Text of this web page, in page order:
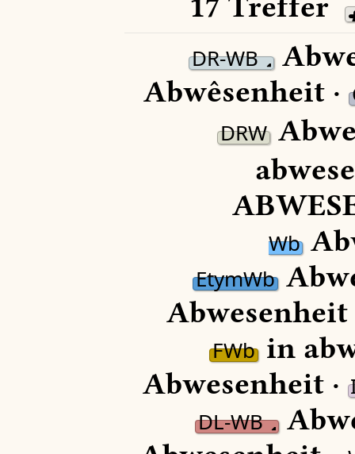
DR-WB
Abwêsenheit ·
DRW
Wb
EtymWb
Abwesenheit
FWbin
Abwesenheit ·
DL-WB